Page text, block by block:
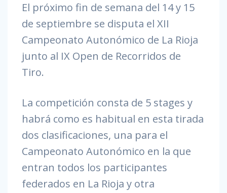
El próximo fin de semana del 14 y 15
de septiembre se disputa el XII
Campeonato Autonómico de La Rioja
junto al IX Open de Recorridos de
Tiro.
La competición consta de 5 stages y
habrá como es habitual en esta tirada
dos clasificaciones, una para el
Campeonato Autonómico en la que
entran todos los participantes
federados en La Rioja y otra